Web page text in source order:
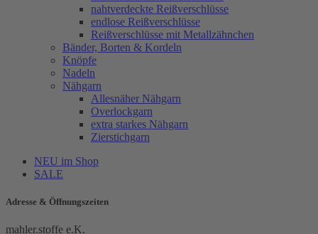
nahtverdeckte Reißverschlüsse
endlose Reißverschlüsse
Reißverschlüsse mit Metallzähnchen
Bänder, Borten & Kordeln
Knöpfe
Nadeln
Nähgarn
Allesnäher Nähgarn
Overlockgarn
extra starkes Nähgarn
Zierstichgarn
NEU im Shop
SALE
Adresse & Öffnungszeiten
mahler.stoffe e.K.